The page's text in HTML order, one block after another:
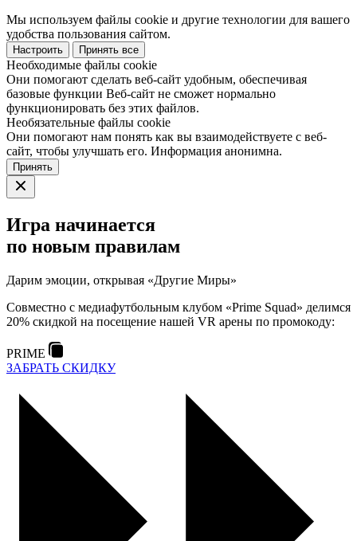
Мы используем файлы cookie и другие технологии для вашего
удобства пользования сайтом.
Настроить Принять все
Необходимые файлы cookie
Они помогают сделать веб-сайт удобным, обеспечивая
базовые функции Веб-сайт не сможет нормально
функционировать без этих файлов.
Необязательные файлы cookie
Они помогают нам понять как вы взаимодействуете с веб-
сайт, чтобы улучшать его. Информация анонимна.
Принять
Игра начинается
по новым правилам
Дарим эмоции, открывая «Другие Миры»
Совместно с медиафутбольным клубом «Prime Squad» делимся
20% скидкой на посещение нашей VR арены по промокоду:
PRIME
ЗАБРАТЬ СКИДКУ